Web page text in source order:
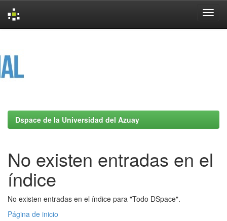
Dspace de la Universidad del Azuay
No existen entradas en el
índice
No existen entradas en el índice para "Todo DSpace".
Página de inicio